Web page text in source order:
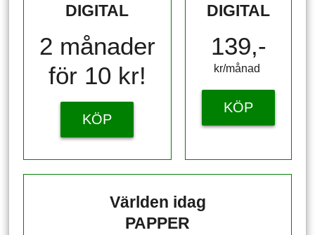
DIGITAL
2 månader
för 10 kr!
KÖP
DIGITAL
139,-
kr/månad ​​​​​​
KÖP
Världen idag
PAPPER